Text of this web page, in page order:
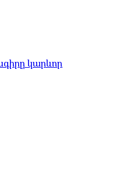
կարևոր